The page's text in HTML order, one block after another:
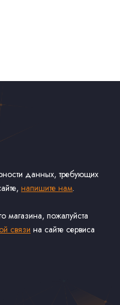
данных, требующих
напишите нам.
магазина, пожалуйста
связи на сайте сервиса